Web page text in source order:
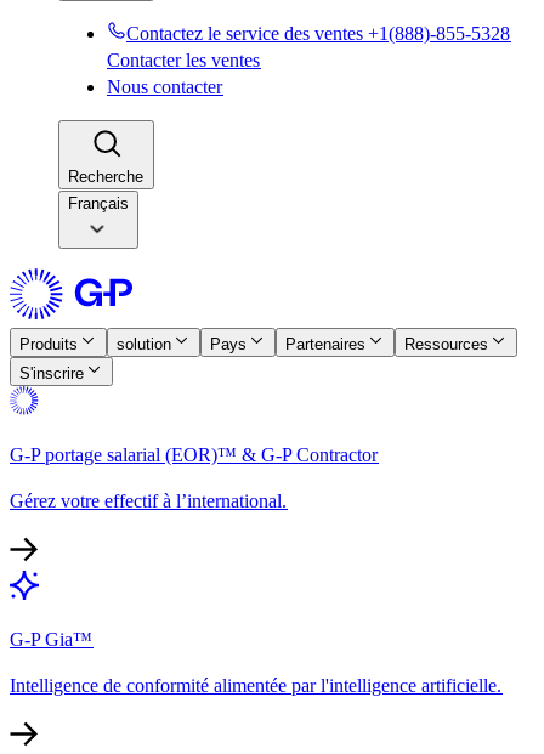
Contactez le service des ventes +1(888)-855-5328​​
Contacter les ventes​​
Nous contacter​​
Recherche​​
Français
Produits​​ solution​​ Pays​​ Partenaires​​
Ressources​​
S'inscrire​​
G-P portage salarial (EOR)™ & G-P Contractor​​
Gérez votre effectif à l’international.​​
G-P Gia™​​
Intelligence de conformité alimentée par l'intelligence artificielle.​​